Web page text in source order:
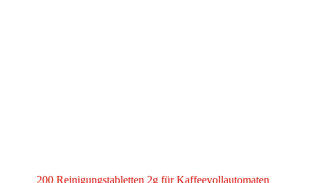
200 Reinigungstabletten 2g für Kaffeevollautomaten